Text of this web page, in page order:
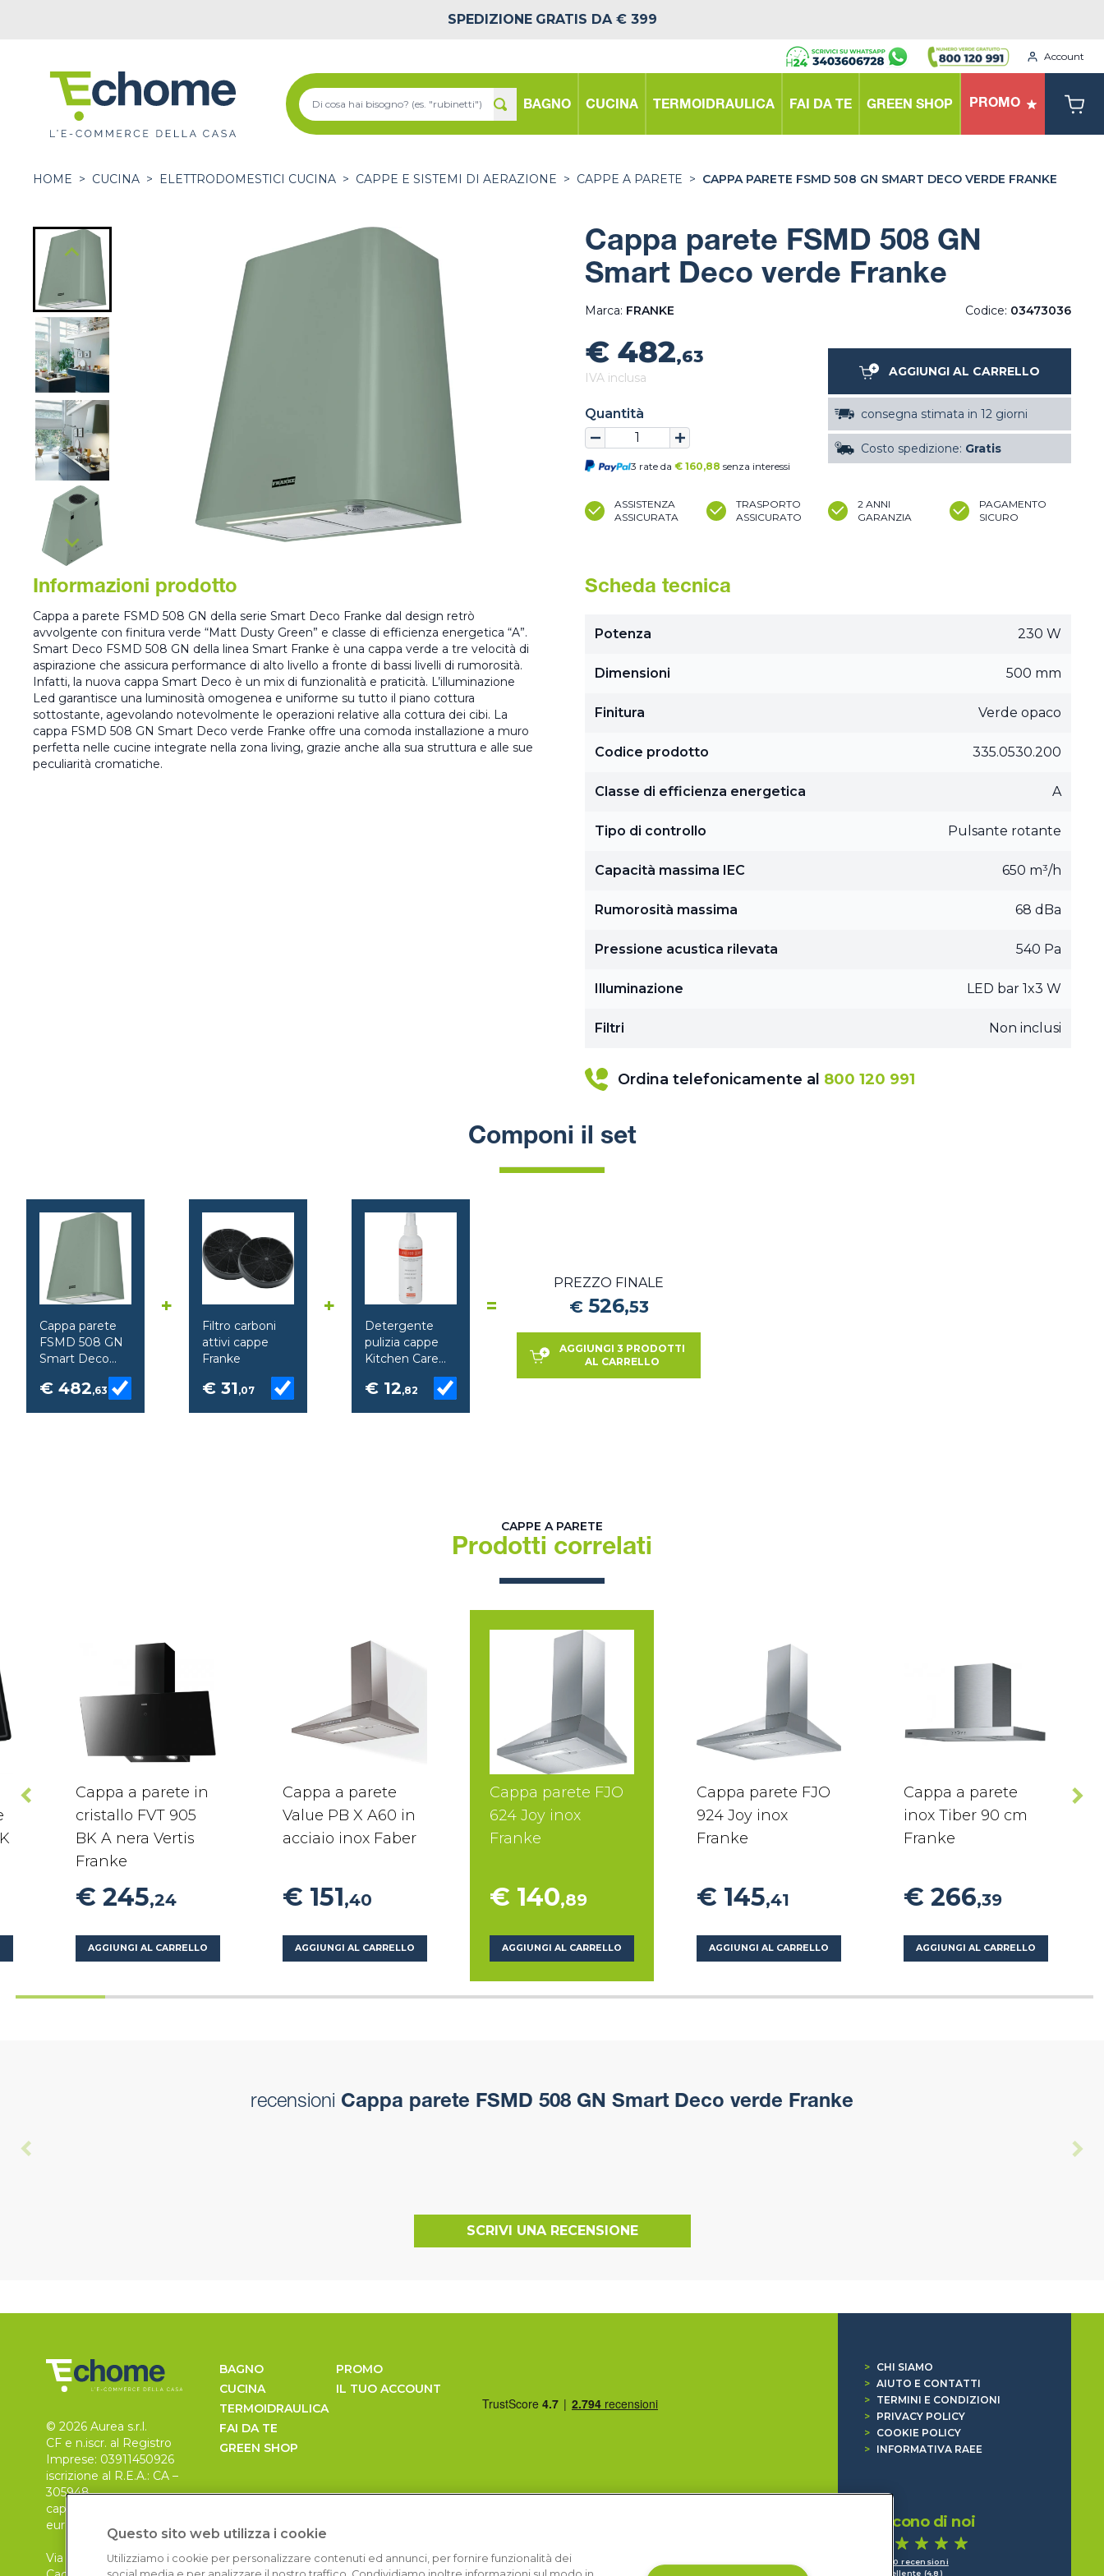
SPEDIZIONE GRATIS DA € 399
Account
BAGNO CUCINA TERMOIDRAULICA FAI DA TE GREEN SHOP PROMO
HOME > CUCINA > ELETTRODOMESTICI CUCINA > CAPPE E SISTEMI DI AERAZIONE > CAPPE A PARETE > CAPPA PARETE FSMD 508 GN SMART DECO VERDE FRANKE
Cappa parete FSMD 508 GN
Smart Deco verde Franke
Marca: FRANKE Codice: 03473036
€ 482,63
IVA inclusa
Quantità
3 rate da € 160,88 senza interessi
AGGIUNGI AL CARRELLO
consegna stimata in 12 giorni
Costo spedizione: Gratis
ASSISTENZA
ASSICURATA
TRASPORTO
ASSICURATO
2 ANNI
GARANZIA
PAGAMENTO
SICURO
Informazioni prodotto
Cappa a parete FSMD 508 GN della serie Smart Deco Franke dal design retrò
avvolgente con finitura verde “Matt Dusty Green” e classe di efficienza energetica “A”.
Smart Deco FSMD 508 GN della linea Smart Franke è una cappa verde a tre velocità di
aspirazione che assicura performance di alto livello a fronte di bassi livelli di rumorosità.
Infatti, la nuova cappa Smart Deco è un mix di funzionalità e praticità. L’illuminazione
Led garantisce una luminosità omogenea e uniforme su tutto il piano cottura
sottostante, agevolando notevolmente le operazioni relative alla cottura dei cibi. La
cappa FSMD 508 GN Smart Deco verde Franke offre una comoda installazione a muro
perfetta nelle cucine integrate nella zona living, grazie anche alla sua struttura e alle sue
peculiarità cromatiche.
Scheda tecnica
Potenza 230 W
Dimensioni 500 mm
Finitura Verde opaco
Codice prodotto 335.0530.200
Classe di efficienza energetica A
Tipo di controllo Pulsante rotante
Capacità massima IEC 650 m³/h
Rumorosità massima 68 dBa
Pressione acustica rilevata 540 Pa
Illuminazione LED bar 1x3 W
Filtri Non inclusi
Ordina telefonicamente al 800 120 991
Componi il set
Cappa parete
FSMD 508 GN
Smart Deco
verde Franke
€ 482,63
+
Filtro carboni
attivi cappe
Franke
€ 31,07
+
Detergente
pulizia cappe
Kitchen Care
€ 12,82
=
PREZZO FINALE
€ 526,53
AGGIUNGI 3 PRODOTTI
AL CARRELLO
CAPPE A PARETE
Prodotti correlati
Cappa a parete in
cristallo FVT 905
BK A nera Vertis
Franke
€ 245,24
AGGIUNGI AL CARRELLO
Cappa a parete
Value PB X A60 in
acciaio inox Faber
€ 151,40
AGGIUNGI AL CARRELLO
Cappa parete FJO
624 Joy inox
Franke
€ 140,89
AGGIUNGI AL CARRELLO
Cappa parete FJO
924 Joy inox
Franke
€ 145,41
AGGIUNGI AL CARRELLO
Cappa a parete
inox Tiber 90 cm
Franke
€ 266,39
AGGIUNGI AL CARRELLO
recensioni Cappa parete FSMD 508 GN Smart Deco verde Franke
SCRIVI UNA RECENSIONE
© 2026 Aurea s.r.l.
CF e n.iscr. al Registro
Imprese: 03911450926
iscrizione al R.E.A.: CA –
305948
capitale sociale 30.000
euro, i.v.
Via Pietro Leo n. 6
BAGNO
CUCINA
TERMOIDRAULICA
FAI DA TE
GREEN SHOP
PROMO
IL TUO ACCOUNT
>
CHI SIAMO
> AIUTO E CONTATTI
>
TERMINI E CONDIZIONI
>
PRIVACY POLICY
>
COOKIE POLICY
>
INFORMATIVA RAEE
Dicono di noi
1.640 recensioni
Eccellente (4,8)
Questo sito web utilizza i cookie
Utilizziamo i cookie per personalizzare contenuti ed annunci, per fornire funzionalità dei